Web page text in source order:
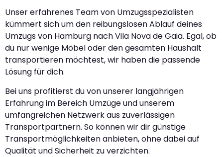
Unser erfahrenes Team von Umzugsspezialisten
kümmert sich um den reibungslosen Ablauf deines
Umzugs von Hamburg nach Vila Nova de Gaia. Egal, ob
du nur wenige Möbel oder den gesamten Haushalt
transportieren möchtest, wir haben die passende
Lösung für dich.
Bei uns profitierst du von unserer langjährigen
Erfahrung im Bereich Umzüge und unserem
umfangreichen Netzwerk aus zuverlässigen
Transportpartnern. So können wir dir günstige
Transportmöglichkeiten anbieten, ohne dabei auf
Qualität und Sicherheit zu verzichten.